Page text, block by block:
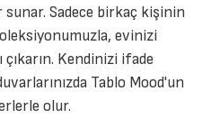
Sadece birkaç kişinin
evinizi
Kendinizi ifade
Tablo Mood'un
olur.